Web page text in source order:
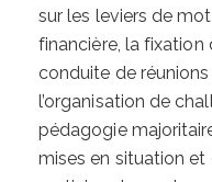
sur les leviers de
financière, la fixation
conduite de
l’organisation de
pédagogie
mises en situation et